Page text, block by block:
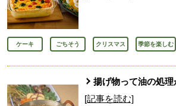
ケーキ ごちそう クリスマス 季節を楽しむ
揚げ物って油の処
[記事を読む]